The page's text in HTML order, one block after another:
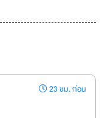
23 ชม. ก่อน